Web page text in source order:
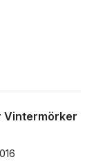
röster:
Vintermörker